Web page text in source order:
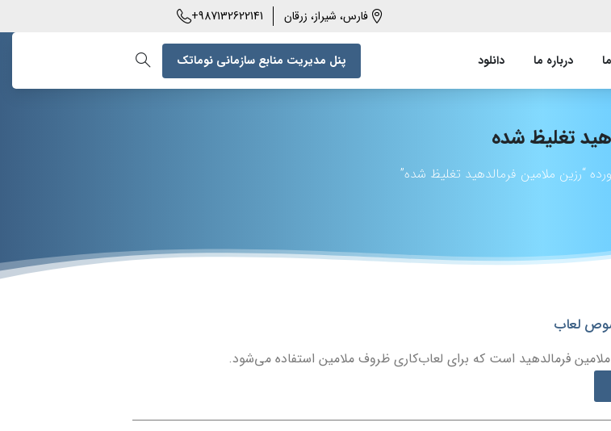
فارس، شیراز، زرقان +987132622141
درباره ما دانلود پنل مدیریت منابع سازمانی نوماتک
تغلیظشده
“رزین ملامین فرمالدهید تغلیظ شده”
لعاب
ملامین فرمالدهید است که برای لعاب‌کاری ظروف ملامین استفاده می‌شود.